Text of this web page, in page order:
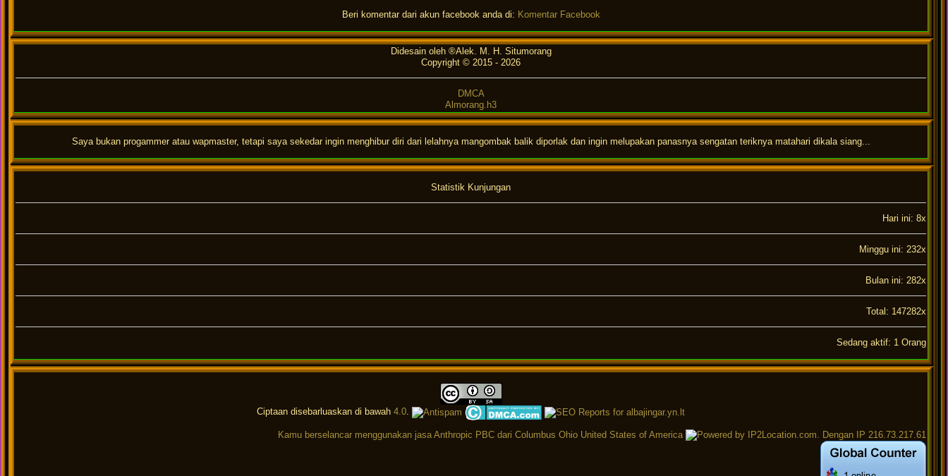
Beri komentar dari akun facebook anda di: Komentar Facebook
Didesain oleh ®Alek. M. H. Situmorang
Copyright © 2015 - 2026
DMCA
Almorang.h3
Saya bukan progammer atau wapmaster, tetapi saya sekedar ingin menghibur diri dari lelahnya mangombak balik diporlak dan ingin melupakan panasnya sengatan teriknya matahari dikala siang...
Statistik Kunjungan
Hari ini: 8x
Minggu ini: 232x
Bulan ini: 282x
Total: 147282x
Sedang aktif: 1 Orang
Ciptaan disebarluaskan di bawah 4.0.
Kamu berselancar menggunakan jasa Anthropic PBC dari Columbus Ohio United States of America . Dengan IP 216.73.217.61